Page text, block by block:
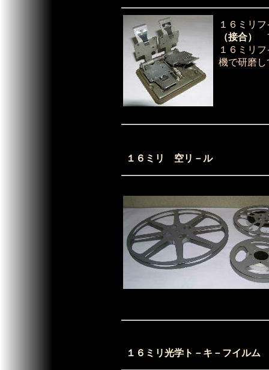
１６ミリ
（接合）
１６ミリ
機で研磨し
１６ミリ 空リ－ル
１６ミリ光学ト－キ－フイル